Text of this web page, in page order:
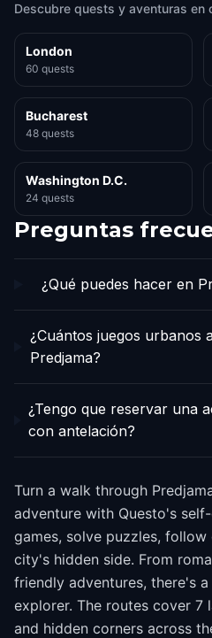
Descubre quests y aventuras en
London
60 quests
Bucharest
48 quests
Washington D.C.
24 quests
Preguntas
¿Qué puedes hacer en
¿Cuántos juegos urbanos
Predjama?
¿Tengo que reservar una
con antelación?
Turn a walk through
adventure with Questo's
games, solve puzzles,
city's hidden side. From
friendly adventures, there's
explorer. The routes cover 7
and hidden corners across